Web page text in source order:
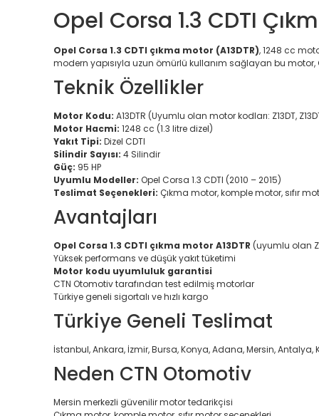
Opel Corsa 1.3 CDTI
Opel Corsa 1.3 CDTI çıkma motor (A13DTR), 1248 cc
modern yapısıyla uzun ömürlü kullanım sağlayan bu
Teknik Özellikler
Motor Kodu: A13DTR (Uyumlu olan motor kodları: Z13DT,
Motor Hacmi: 1248 cc (1.3 litre dizel)
Yakıt Tipi: Dizel CDTI
Silindir Sayısı: 4 Silindir
Güç: 95 HP
Uyumlu Modeller: Opel Corsa 1.3 CDTI (2010 – 2015)
Teslimat Seçenekleri: Çıkma motor, komple motor, sıfır
Avantajları
Opel Corsa 1.3 CDTI çıkma motor A13DTR (uyumlu olan
Yüksek performans ve düşük yakıt tüketimi
Motor kodu uyumluluk garantisi
CTN Otomotiv tarafından test edilmiş motorlar
Türkiye geneli sigortalı ve hızlı kargo
Türkiye Geneli Teslimat
İstanbul, Ankara, İzmir, Bursa, Konya, Adana, Mersin,
Neden CTN Otomotiv
Mersin merkezli güvenilir motor tedarikçisi